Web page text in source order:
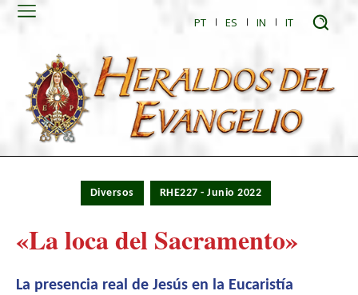
PT ES IN IT
Diversos RHE227 - Junio 2022
«La loca del Sacramento»
La presencia real de Jesús en la Eucaristía